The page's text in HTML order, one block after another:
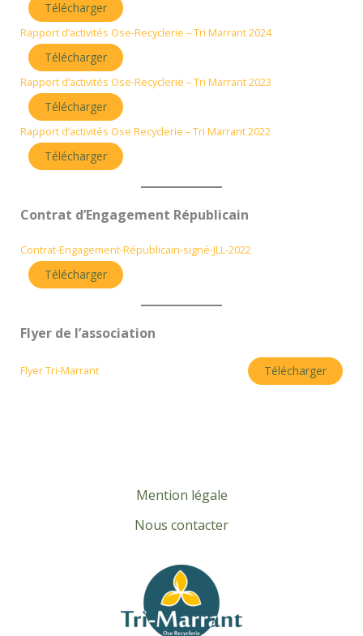
Télécharger
Rapport d’activités Ose-Recyclerie – Tri Marrant 2024
Télécharger
Rapport d’activités Ose-Recyclerie – Tri Marrant 2023
Télécharger
Rapport d’activités Ose Recyclerie – Tri Marrant 2022
Télécharger
Contrat d’Engagement Républicain
Contrat-Engagement-Républicain-signé-JLL-2022
Télécharger
Flyer de l’association
Flyer Tri-Marrant Télécharger
Mention légale
Nous contacter